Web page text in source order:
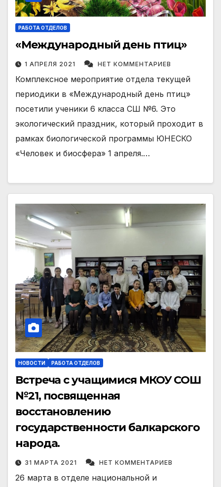
РАБОТА ОТДЕЛОВ
«Международный день птиц»
1 АПРЕЛЯ 2021 НЕТ КОММЕНТАРИЕВ
Комплексное мероприятие отдела текущей
периодики в «Международный день птиц»
посетили ученики 6 класса СШ №6. Это
экологический праздник, который проходит в
рамках биологической программы ЮНЕСКО
«Человек и биосфера» 1 апреля.…
НОВОСТИ РАБОТА ОТДЕЛОВ
Встреча с учащимися МКОУ СОШ
№21, посвященная
восстановлению
государственности балкарского
народа.
31 МАРТА 2021 НЕТ КОММЕНТАРИЕВ
26 марта в отделе национальной и